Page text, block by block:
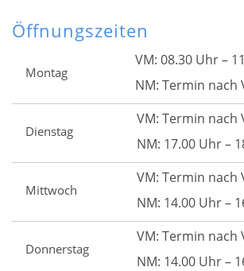
Öffnungszeiten
Montag
VM: 08.30 Uhr –
NM: Termin
Dienstag
VM: Termin
NM: 17.00 Uhr –
Mittwoch
VM: Termin
NM: 14.00 Uhr –
Donnerstag
VM: Termin
NM: 14.00 Uhr –